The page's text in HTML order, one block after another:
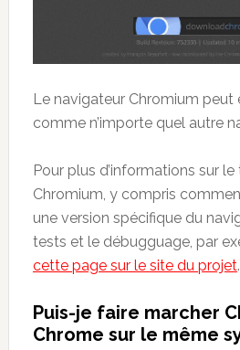
Le navigateur Chromium peut
comme n’importe quel autre
Pour plus d’informations sur
Chromium, y compris
une version spécifique du
tests et le débugguage, par
cette page sur le site du projet.
Puis-je faire marcher
Chrome sur le même